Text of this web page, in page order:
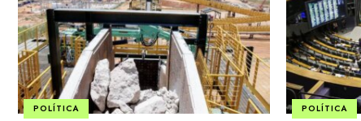
POLÍTICA POLÍTICA